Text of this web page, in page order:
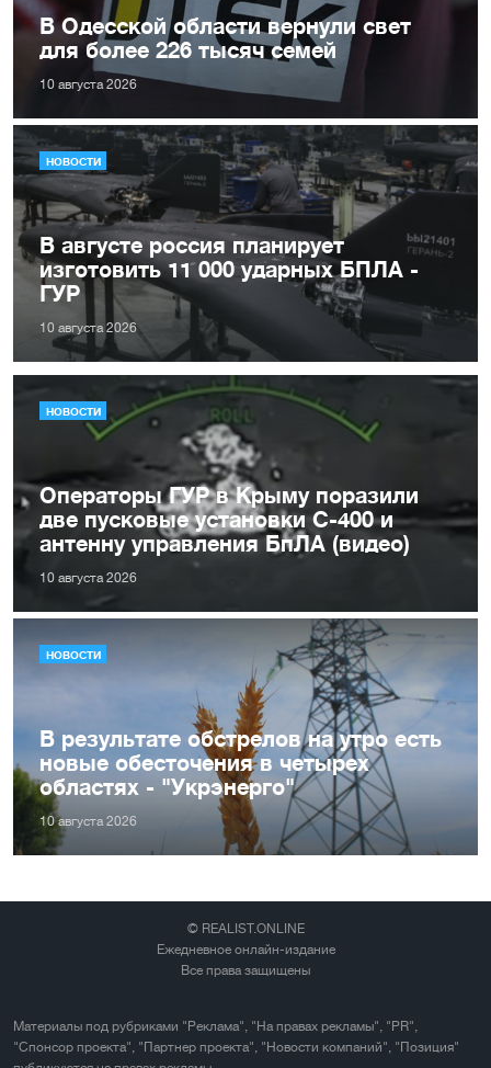
В Одесской области вернули свет
для более 226 тысяч семей
10 августа 2026
НОВОСТИ
В августе россия планирует
изготовить 11 000 ударных БПЛА -
ГУР
10 августа 2026
НОВОСТИ
Операторы ГУР в Крыму поразили
две пусковые установки С-400 и
антенну управления БпЛА (видео)
10 августа 2026
НОВОСТИ
В результате обстрелов на утро есть
новые обесточения в четырех
областях - "Укрэнерго"
10 августа 2026
© REALIST.ONLINE
Ежедневное онлайн-издание
Все права защищены
Материалы под рубриками "Реклама", "На правах рекламы", "PR",
"Спонсор проекта", "Партнер проекта", "Новости компаний", "Позиция"